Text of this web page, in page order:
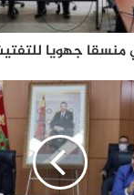
منسقا جهويا